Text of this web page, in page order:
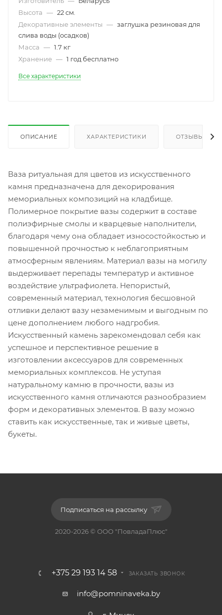
Высота — 22 см.
Декоративные элементы — заглушка резиновая для
слива воды (осадков)
Масса — 1.7 кг
Хранение — 1 год бесплатно
Все характеристики
ОПИСАНИЕ ХАРАКТЕРИСТИКИ ОТЗЫВЫ
Ваза ритуальная для цветов из искусственного
камня предназначена для декорирования
мемориальных композиций на кладбище.
Полимерное покрытие вазы содержит в составе
полиэфирные смолы и кварцевые наполнители,
благодаря чему она обладает износостойкостью и
повышенной прочностью к неблагоприятным
атмосферным явлениям. Материал вазы на могилу
выдерживает перепады температур и активное
воздействие ультрафиолета. Непористый,
современный материал, технология бесшовной
отливки делают вазу незаменимым и выгодным по
цене дополнением любого надгробия.
Искусственный камень зарекомендовал себя как
успешное и перспективное решение в
изготовлении аксессуаров для современных
мемориальных комплексов. Не уступая
натуральному камню в прочности, вазы из
искусственного камня отличаются разнообразием
форм и декоративных элементов. В вазу можно
ставить как искусственные, так и живые цветы,
букеты.
Подписаться на рассылку
2020-2026 © ООО "ПовладаПлюс"
+375 29 193 14 58 ЗАКАЗАТЬ ЗВОНОК
info@pomninaveka.by